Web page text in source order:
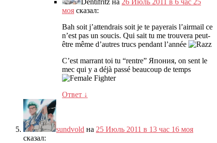
Dentifritz на 26 Июль 2011 в 6 час 25
моя сказал:
Bah soit j’attendrais soit je te payerais l’airmail ce
n’est pas un soucis. Qui sait tu me trouvera peut-
être même d’autres trucs pendant l’année
C’est marrant toi tu “rentre” Япония, on sent le
mec qui y a déjà passé beaucoup de temps
Ответ ↓
sundvold на 25 Июль 2011 в 13 час 16 моя
сказал: